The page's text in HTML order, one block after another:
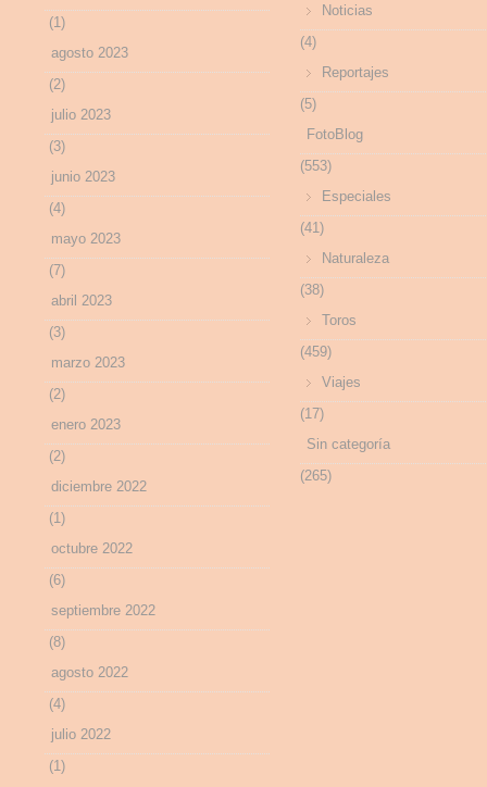
(1)
agosto 2023
(2)
julio 2023
(3)
junio 2023
(4)
mayo 2023
(7)
abril 2023
(3)
marzo 2023
(2)
enero 2023
(2)
diciembre 2022
(1)
octubre 2022
(6)
septiembre 2022
(8)
agosto 2022
(4)
julio 2022
(1)
Noticias
(4)
Reportajes
(5)
FotoBlog
(553)
Especiales
(41)
Naturaleza
(38)
Toros
(459)
Viajes
(17)
Sin categoría
(265)